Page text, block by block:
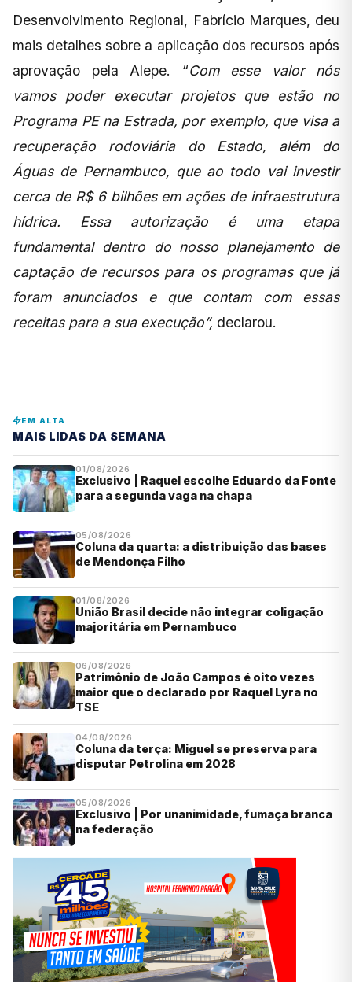
Desenvolvimento Regional, Fabrício Marques, deu
mais detalhes sobre a aplicação dos recursos após
aprovação pela Alepe. “Com esse valor nós
vamos poder executar projetos que estão no
Programa PE na Estrada, por exemplo, que visa a
recuperação rodoviária do Estado, além do
Águas de Pernambuco, que ao todo vai investir
cerca de R$ 6 bilhões em ações de infraestrutura
hídrica. Essa autorização é uma etapa
fundamental dentro do nosso planejamento de
captação de recursos para os programas que já
foram anunciados e que contam com essas
receitas para a sua execução”, declarou.
EM ALTA
MAIS LIDAS DA SEMANA
01/08/2026
Exclusivo | Raquel escolhe Eduardo da Fonte
para a segunda vaga na chapa
05/08/2026
Coluna da quarta: a distribuição das bases
de Mendonça Filho
01/08/2026
União Brasil decide não integrar coligação
majoritária em Pernambuco
06/08/2026
Patrimônio de João Campos é oito vezes
maior que o declarado por Raquel Lyra no
TSE
04/08/2026
Coluna da terça: Miguel se preserva para
disputar Petrolina em 2028
05/08/2026
Exclusivo | Por unanimidade, fumaça branca
na federação